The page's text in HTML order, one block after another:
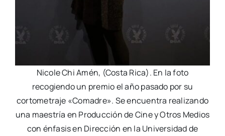
Nicole Chi Amén, (Costa Rica). En la foto
recogiendo un premio el año pasado por su
cortometraje «Comadre». Se encuentra realizando
una maestría en Producción de Cine y Otros Medios
con énfasis en Dirección en la Universidad de